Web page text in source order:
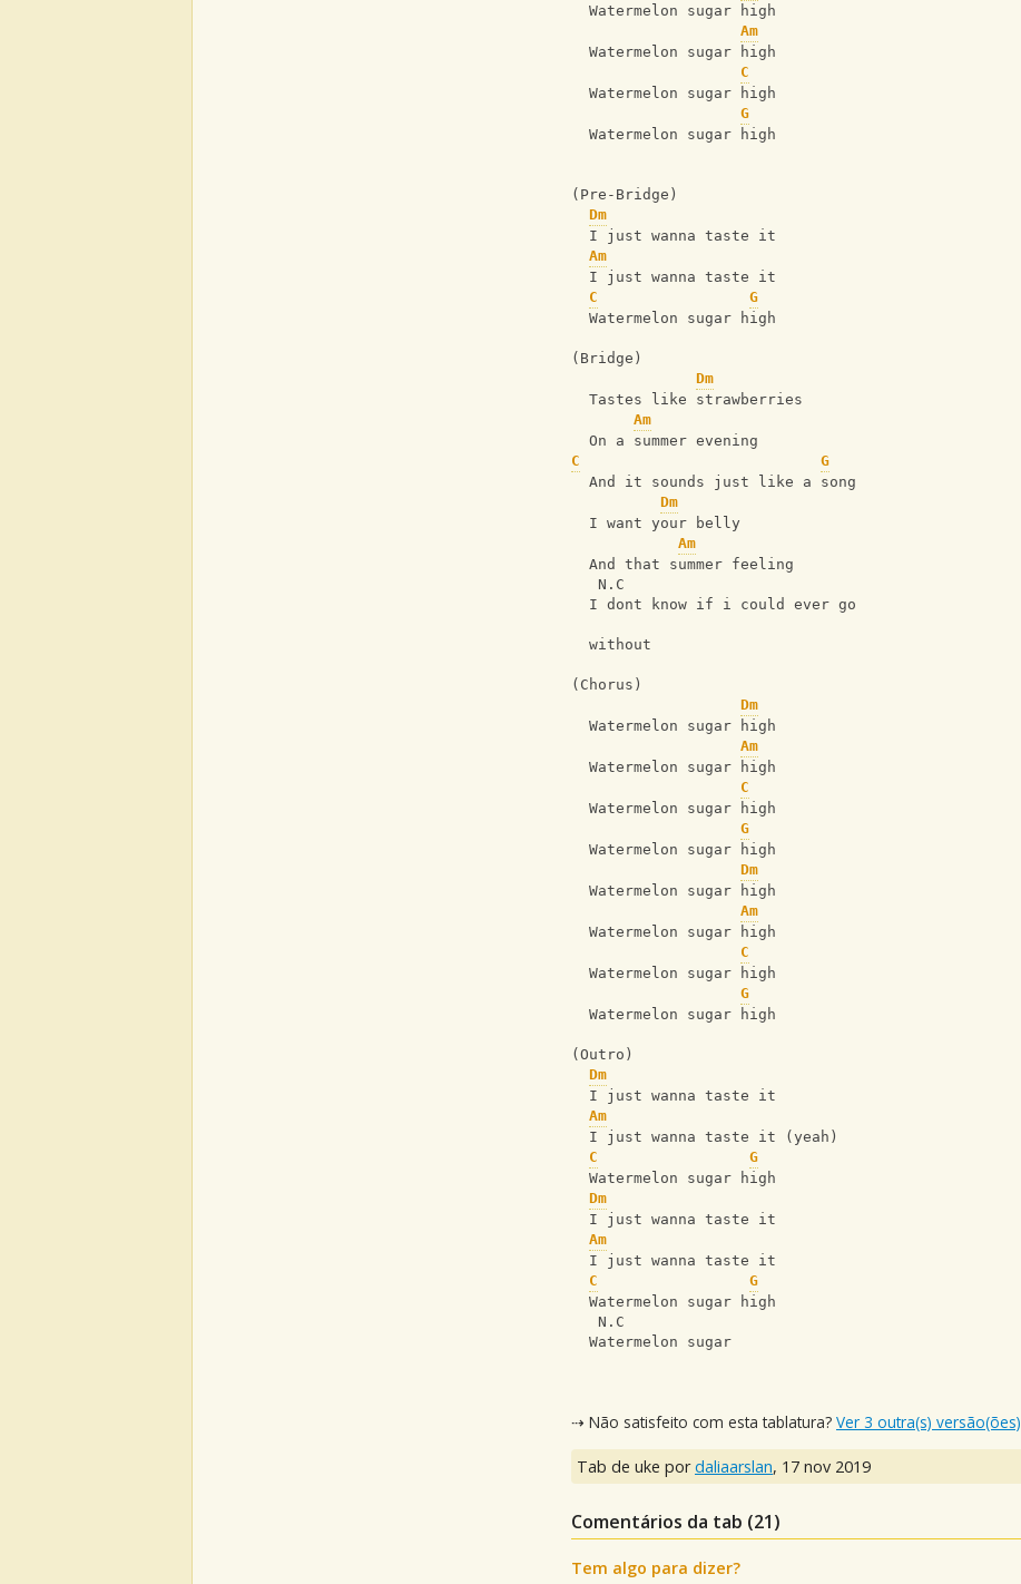
  Watermelon sugar high
Am
  Watermelon sugar high
C
  Watermelon sugar high
G
  Watermelon sugar high
(Pre-Bridge)
Dm
  I just wanna taste it
Am
  I just wanna taste it
C
G
  Watermelon sugar high
(Bridge)
Dm
  Tastes like strawberries
Am
  On a summer evening
C
G
  And it sounds just like a song
Dm
  I want your belly
Am
  And that summer feeling
   N.C
  I dont know if i could ever go
  without
(Chorus)
Dm
  Watermelon sugar high
Am
  Watermelon sugar high
C
  Watermelon sugar high
G
  Watermelon sugar high
Dm
  Watermelon sugar high
Am
  Watermelon sugar high
C
  Watermelon sugar high
G
  Watermelon sugar high
(Outro)
Dm
  I just wanna taste it
Am
  I just wanna taste it (yeah)
C
G
  Watermelon sugar high
Dm
  I just wanna taste it
Am
  I just wanna taste it
C
G
  Watermelon sugar high
   N.C
  Watermelon sugar
⇢ Não satisfeito com esta tablatura? Ver 3 outra(s) versão(ões)
Tab de uke pordaliaarslan, 17 nov 2019
Comentários da tab (21)
Tem algo para dizer?